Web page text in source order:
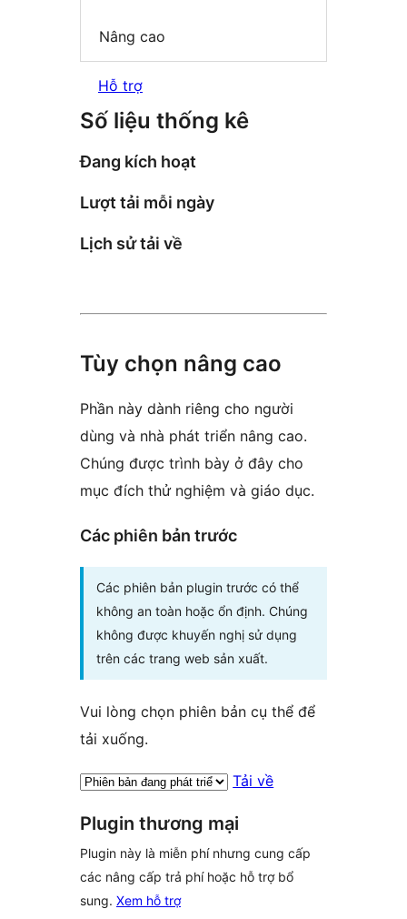
Nâng cao
Hỗ trợ
Số liệu thống kê
Đang kích hoạt
Lượt tải mỗi ngày
Lịch sử tải về
Tùy chọn nâng cao
Phần này dành riêng cho người
dùng và nhà phát triển nâng cao.
Chúng được trình bày ở đây cho
mục đích thử nghiệm và giáo dục.
Các phiên bản trước
Các phiên bản plugin trước có thể
không an toàn hoặc ổn định. Chúng
không được khuyến nghị sử dụng
trên các trang web sản xuất.
Vui lòng chọn phiên bản cụ thể để
tải xuống.
Tải về
Plugin thương mại
Plugin này là miễn phí nhưng cung cấp
các nâng cấp trả phí hoặc hỗ trợ bổ
sung. Xem hỗ trợ